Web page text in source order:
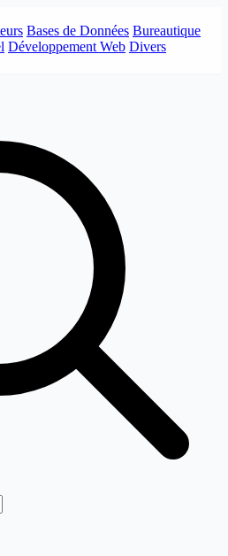
Bases de Données Bureautique
Développement Web Divers